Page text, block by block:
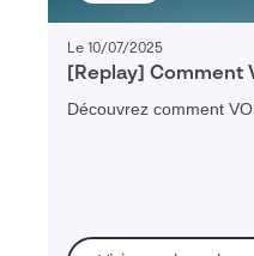
Le 10/07/2025
[Replay] Comment
service client au
Découvrez comment